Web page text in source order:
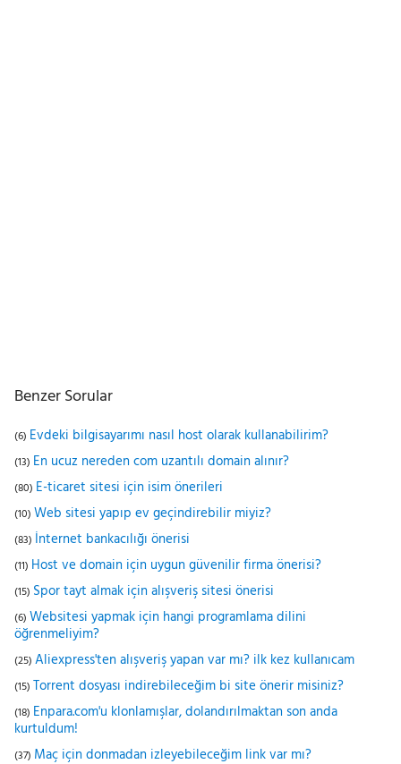
Benzer Sorular
(6) Evdeki bilgisayarımı nasıl host olarak kullanabilirim?
(13) En ucuz nereden com uzantılı domain alınır?
(80) E-ticaret sitesi için isim önerileri
(10) Web sitesi yapıp ev geçindirebilir miyiz?
(83) İnternet bankacılığı önerisi
(11) Host ve domain için uygun güvenilir firma önerisi?
(15) Spor tayt almak için alışveriş sitesi önerisi
(6) Websitesi yapmak için hangi programlama dilini
öğrenmeliyim?
(25) Aliexpress'ten alışveriş yapan var mı? ilk kez kullanıcam
(15) Torrent dosyası indirebileceğim bi site önerir misiniz?
(18) Enpara.com'u klonlamışlar, dolandırılmaktan son anda
kurtuldum!
(37) Maç için donmadan izleyebileceğim link var mı?